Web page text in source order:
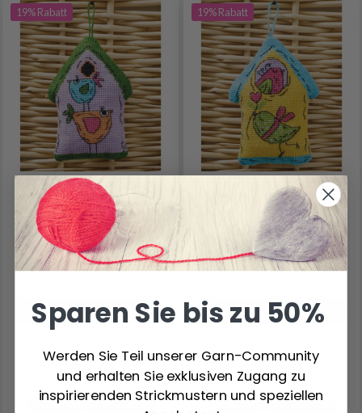
19% Rabatt
VOGELHAUS LILA 2
VÖGEL 7X9 CM
Angebot bis 12/08/2026
19% Rabatt
VOGELHAUS GELB
7X9CM
Angebot bis 12/08/2026
Sparen Sie bis zu 50%
Werden Sie Teil unserer Garn-Community
und erhalten Sie exklusiven Zugang zu
inspirierenden Strickmustern und speziellen